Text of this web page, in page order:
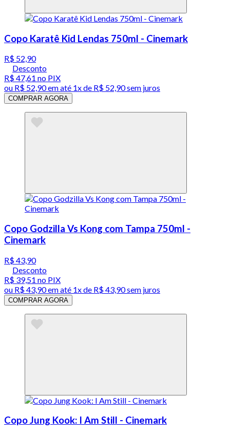
Copo Karatê Kid Lendas 750ml - Cinemark
R$ 52,90
Desconto
R$ 47,61 no PIX
ou R$ 52,90em até 1x de R$ 52,90sem juros
COMPRAR AGORA
Copo Godzilla Vs Kong com Tampa 750ml -
Cinemark
R$ 43,90
Desconto
R$ 39,51 no PIX
ou R$ 43,90em até 1x de R$ 43,90sem juros
COMPRAR AGORA
Copo Jung Kook: I Am Still - Cinemark